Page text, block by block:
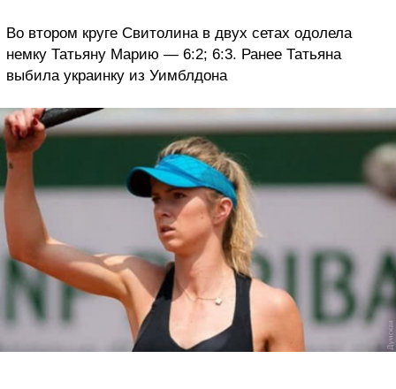
Во втором круге Свитолина в двух сетах одолела
немку Татьяну Марию — 6:2; 6:3. Ранее Татьяна
выбила украинку из Уимблдона